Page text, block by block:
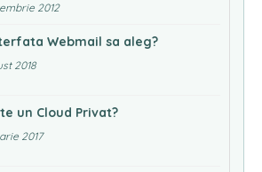
2012
Webmail sa aleg?
2018
un Cloud Privat?
2017